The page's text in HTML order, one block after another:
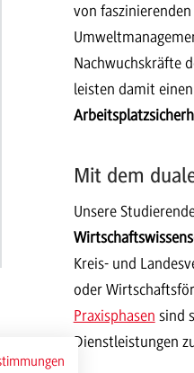
von faszinierenden
Nachwuchskräfte
leisten damit
Mit dem
Unsere
Kreis- und
oder
Praxisphasen sind
Dienstleistungen